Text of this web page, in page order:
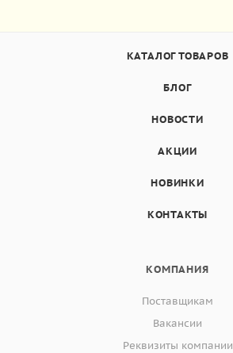
КАТАЛОГ ТОВАРОВ
БЛОГ
НОВОСТИ
АКЦИИ
НОВИНКИ
КОНТАКТЫ
КОМПАНИЯ
Поставщикам
Вакансии
Реквизиты компании